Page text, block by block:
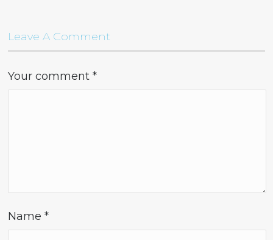
Leave A Comment
Your comment*
Name*